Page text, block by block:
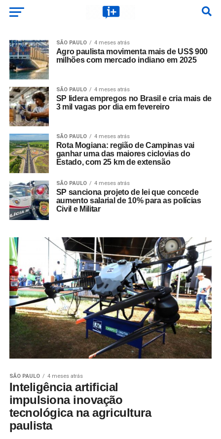
SÃO PAULO 4 meses atrás
Agro paulista movimenta mais de US$ 900
milhões com mercado indiano em 2025
SÃO PAULO 4 meses atrás
SP lidera empregos no Brasil e cria mais de
3 mil vagas por dia em fevereiro
SÃO PAULO 4 meses atrás
Rota Mogiana: região de Campinas vai
ganhar uma das maiores ciclovias do
Estado, com 25 km de extensão
SÃO PAULO 4 meses atrás
SP sanciona projeto de lei que concede
aumento salarial de 10% para as polícias
Civil e Militar
SÃO PAULO 4 meses atrás
Inteligência artificial
impulsiona inovação
tecnológica na agricultura
paulista